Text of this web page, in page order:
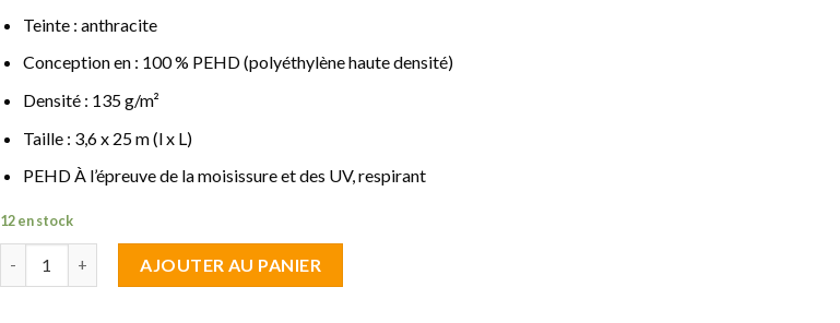
Teinte : anthracite
Conception en : 100 % PEHD (polyéthylène haute densité)
Densité : 135 g/m²
Taille : 3,6 x 25 m (l x L)
PEHD À l’épreuve de la moisissure et des UV, respirant
12 en stock
AJOUTER AU PANIER